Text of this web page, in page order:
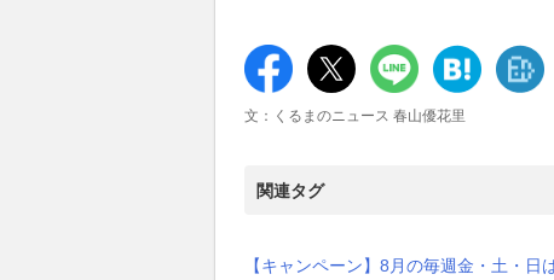
文：くるまのニュース 春山優花里
関連タグ
【キャンペーン】8月の毎週金・土・